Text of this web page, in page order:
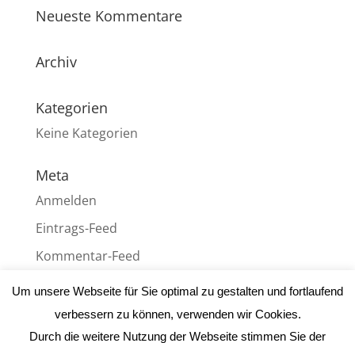
Neueste Kommentare
Archiv
Kategorien
Keine Kategorien
Meta
Anmelden
Eintrags-Feed
Kommentar-Feed
WordPress.org
Um unsere Webseite für Sie optimal zu gestalten und fortlaufend
verbessern zu können, verwenden wir Cookies.
Durch die weitere Nutzung der Webseite stimmen Sie der